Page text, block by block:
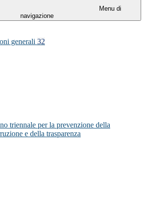
Menu di
navigazione
generali 32
triennale per la prevenzione della
e della trasparenza